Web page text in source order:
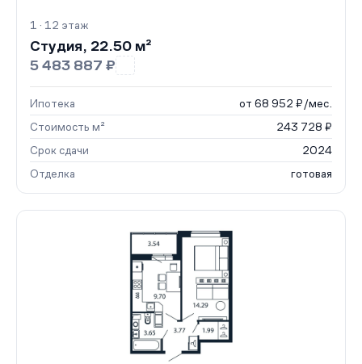
1 · 12 этаж
Студия, 22.50 м²
5 483 887 ₽
Ипотека
от 68 952 ₽/мес.
Стоимость м²
243 728 ₽
Срок сдачи
2024
Отделка
готовая